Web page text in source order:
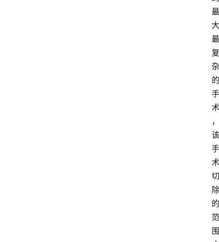
最
大
最
复
杂
的
手
术
，
该
手
术
切
除
的
范
围